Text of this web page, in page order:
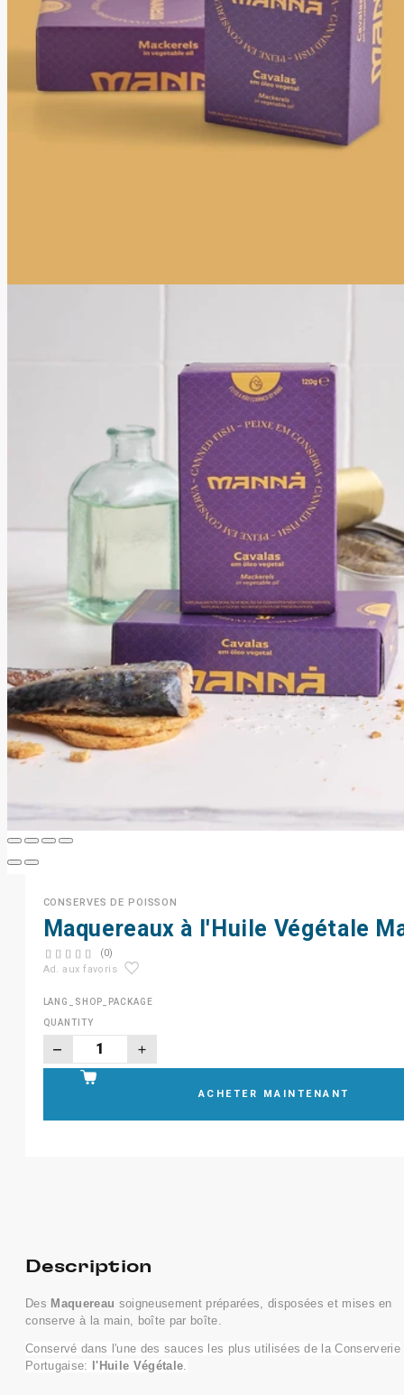
CONSERVES DE POISSON
Maquereaux à l'Huile Végétale
(0)
Ad. aux favoris
LANG_SHOP_PACKAGE
QUANTITY
ACHETER MAINTENANT
Description
Des Maquereau soigneusement préparées, disposées et mises en
conserve à la main, boîte par boîte.
Conservé dans l'une des sauces les plus utilisées de la Conserverie
Portugaise:
l'Huile Végétale.